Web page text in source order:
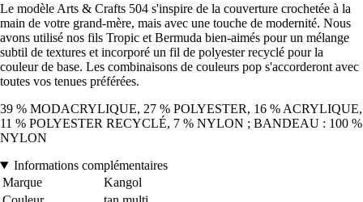
Le modèle Arts & Crafts 504 s'inspire de la couverture crochetée à la
main de votre grand-mère, mais avec une touche de modernité. Nous
avons utilisé nos fils Tropic et Bermuda bien-aimés pour un mélange
subtil de textures et incorporé un fil de polyester recyclé pour la
couleur de base. Les combinaisons de couleurs pop s'accorderont avec
toutes vos tenues préférées.
39 % MODACRYLIQUE, 27 % POLYESTER, 16 % ACRYLIQUE,
11 % POLYESTER RECYCLÉ, 7 % NYLON ; BANDEAU : 100 %
NYLON
Informations complémentaires
Marque
Kangol